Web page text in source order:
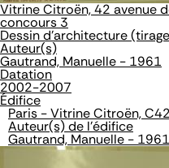
Vitrine Citroën, 42 avenue
concours 3
Dessin d'architecture
Auteur(s)
Gautrand, Manuelle - 1961
Datation
2002-2007
Édifice
Paris - Vitrine Citroën, C42
Auteur(s) de l'édifice
Gautrand, Manuelle -